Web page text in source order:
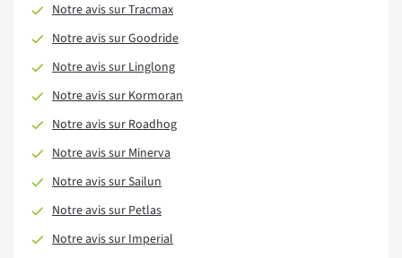
Notre avis sur Tracmax
Notre avis sur Goodride
Notre avis sur Linglong
Notre avis sur Kormoran
Notre avis sur Roadhog
Notre avis sur Minerva
Notre avis sur Sailun
Notre avis sur Petlas
Notre avis sur Imperial